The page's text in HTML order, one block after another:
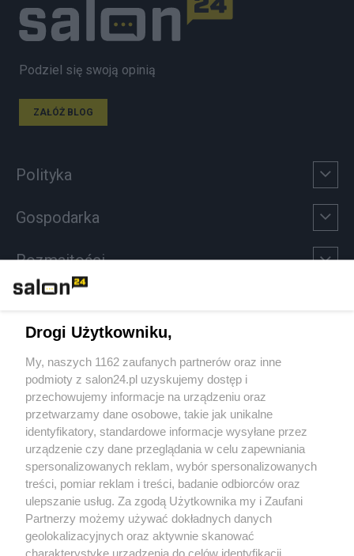
Podziel się swoją opinią
ZAŁÓŻ BLOG
Polityka
Gospodarka
Rozmaitości
Sport
Społeczeństwo
Kultura
X Facebook Instagram Youtube
Drogi Użytkowniku,
My, naszych 1162 zaufanych partnerów oraz inne
podmioty z salon24.pl uzyskujemy dostęp i
przechowujemy informacje na urządzeniu oraz
przetwarzamy dane osobowe, takie jak unikalne
identyfikatory, standardowe informacje wysyłane przez
urządzenie czy dane przeglądania w celu zapewniania
spersonalizowanych reklam, wybór spersonalizowanych
treści, pomiar reklam i treści, badanie odbiorców oraz
ulepszanie usług. Za zgodą Użytkownika my i Zaufani
Partnerzy możemy używać dokładnych danych
geolokalizacyjnych oraz aktywnie skanować
charakterystykę urządzenia do celów identyfikacji.